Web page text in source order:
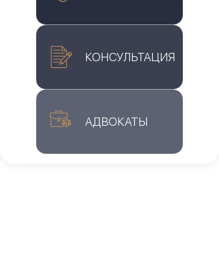
КОНСУЛЬТАЦИЯ
АДВОКАТЫ